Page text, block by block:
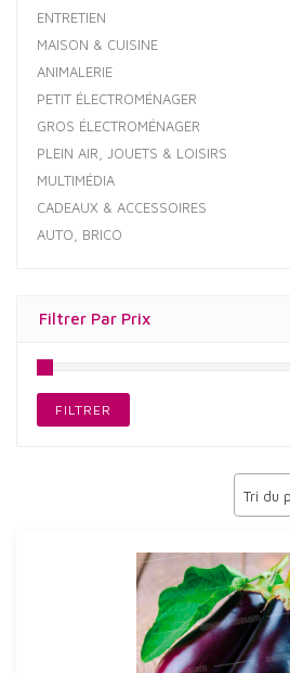
ENTRETIEN
MAISON & CUISINE
ANIMALERIE
PETIT ÉLECTROMÉNAGER
GROS ÉLECTROMÉNAGER
PLEIN AIR, JOUETS & LOISIRS
MULTIMÉDIA
CADEAUX & ACCESSOIRES
AUTO, BRICO
Filtrer Par Prix
FILTRER